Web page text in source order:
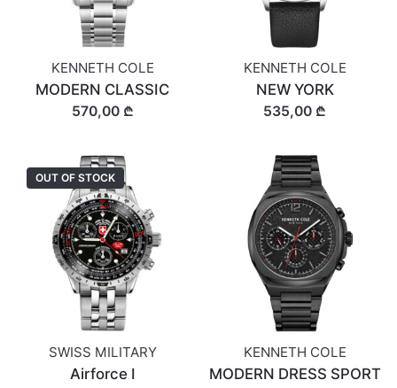
KENNETH COLE
MODERN CLASSIC
570,00 ₾
KENNETH COLE
NEW YORK
535,00 ₾
OUT OF STOCK
SWISS MILITARY
Airforce I
KENNETH COLE
MODERN DRESS SPORT